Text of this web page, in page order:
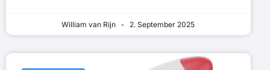
William van Rijn 2. September 2025